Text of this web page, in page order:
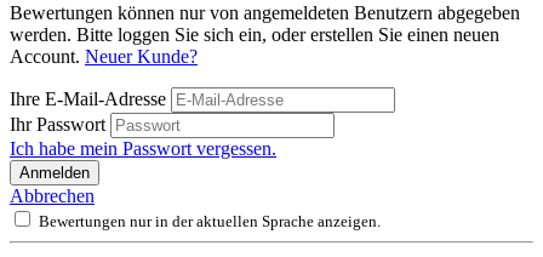
Bewertungen können nur von angemeldeten Benutzern abgegeben
werden. Bitte loggen Sie sich ein, oder erstellen Sie einen neuen
Account. Neuer Kunde?
Ihre E-Mail-Adresse
Ihr Passwort
Ich habe mein Passwort vergessen.
Anmelden
Abbrechen
Bewertungen nur in der aktuellen Sprache anzeigen.